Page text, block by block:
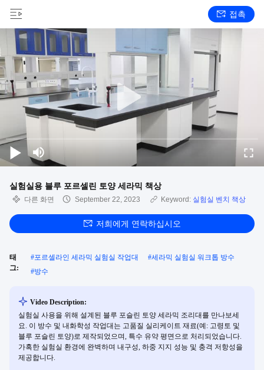
접촉
실험실용 블루 포르셀린 토양 세라믹 책상
다른 화면 September 22, 2023 Keyword: 실험실 벤치 책상
저희에게 연락하십시오
태
그:
#포르셀라인 세라믹 실험실 작업대 #세라믹 실험실 워크톱 방수
#방수
Video Description:
실험실 사용을 위해 설계된 블루 포슬린 토양 세라믹 조리대를 만나보세
요. 이 방수 및 내화학성 작업대는 고품질 실리케이트 재료(예: 고령토 및
블루 포슬린 토양)로 제작되었으며, 특수 유약 평면으로 처리되었습니다.
가혹한 실험실 환경에 완벽하며 내구성, 하중 지지 성능 및 충격 저항성을
제공합니다.